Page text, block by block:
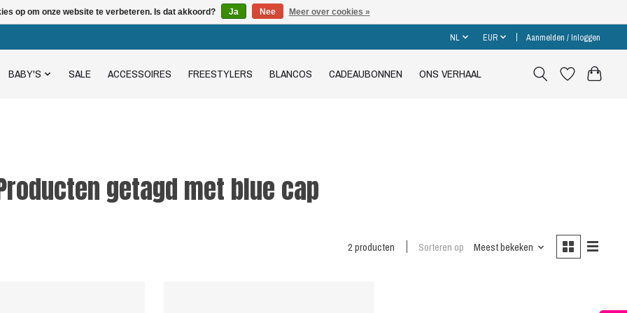
NL EUR Aanmelden / Inloggen
BABY'S SALE ACCESSOIRES FREESTYLERS BLANCOS CADEAUBONNEN ONS VERHAAL
getagd met blue cap
2 producten Sorteren op Meest bekeken
op om onze website te verbeteren. Is dat akkoord? Ja Nee Meer over cookies »